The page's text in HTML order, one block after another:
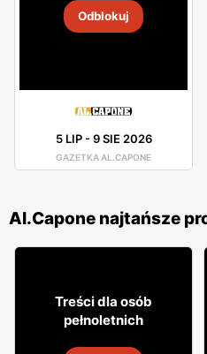
Odblokuj
5 LIP-9 SIE 2026
GAZETKA AL.CAPONE
Al.Capone najtańsze
79
Treści dla osób
pełnoletnich